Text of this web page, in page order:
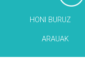
HONI BURUZ
ARAUAK